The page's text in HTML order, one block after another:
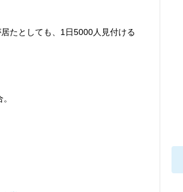
たとしても、1日5000人見付ける